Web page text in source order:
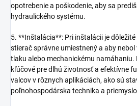
opotrebenie a poškodenie, aby sa
hydraulického systému.
5. **Inštalácia**: Pri inštalácii je dôležité
stierač správne umiestnený a aby
tlaku alebo mechanickému namáhaniu.
kľúčové pre dlhú životnosť a efektívne
valcov v rôznych aplikáciách, ako sú
poľnohospodárska technika a